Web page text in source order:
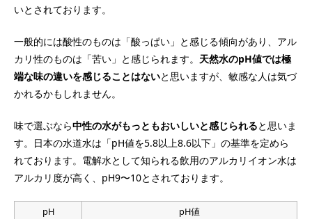
いとされております。
一般的には酸性のものは「酸っぱい」と感じる傾向があり、アル
カリ性のものは「苦い」と感じられます。 天然水のpH値では極
端な味の違いを感じることはないと思いますが、敏感な人は気づ
かれるかもしれません。
味で選ぶなら中性の水がもっともおいしいと感じられると思いま
す。日本の水道水は「pH値を5.8以上8.6以下」の基準を定めら
れております。電解水として知られる飲用のアルカリイオン水は
アルカリ度が高く、pH9〜10とされております。
pH
pH値